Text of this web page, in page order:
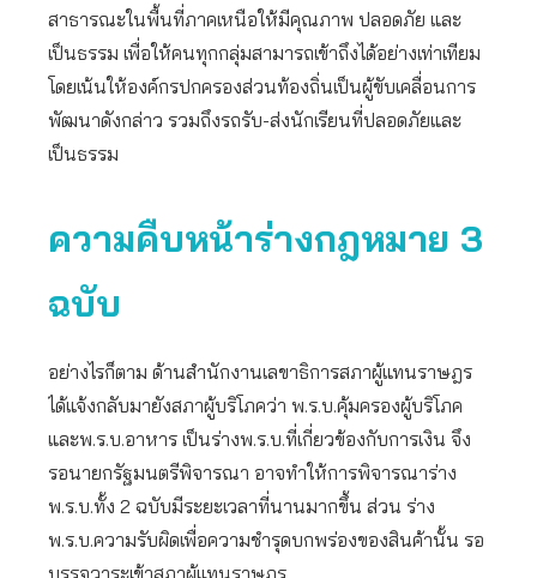
สาธารณะในพื้นที่ภาคเหนือให้มีคุณภาพ ปลอดภัย และ
เป็นธรรม เพื่อให้คนทุกกลุ่มสามารถเข้าถึงได้อย่างเท่าเทียม
โดยเน้นให้องค์กรปกครองส่วนท้องถิ่นเป็นผู้ขับเคลื่อนการ
พัฒนาดังกล่าว รวมถึงรถรับ-ส่งนักเรียนที่ปลอดภัยและ
เป็นธรรม
ความคืบหน้าร่างกฎหมาย 3
ฉบับ
อย่างไรก็ตาม ด้านสำนักงานเลขาธิการสภาผู้แทนราษฎร
ได้แจ้งกลับมายังสภาผู้บริโภคว่า พ.ร.บ.คุ้มครองผู้บริโภค
และพ.ร.บ.อาหาร เป็นร่างพ.ร.บ.ที่เกี่ยวข้องกับการเงิน จึง
รอนายกรัฐมนตรีพิจารณา อาจทำให้การพิจารณาร่าง
พ.ร.บ.ทั้ง 2 ฉบับมีระยะเวลาที่นานมากขึ้น ส่วน ร่าง
พ.ร.บ.ความรับผิดเพื่อความชำรุดบกพร่องของสินค้านั้น รอ
บรรจุวาระเข้าสภาผู้แทนราษฎร